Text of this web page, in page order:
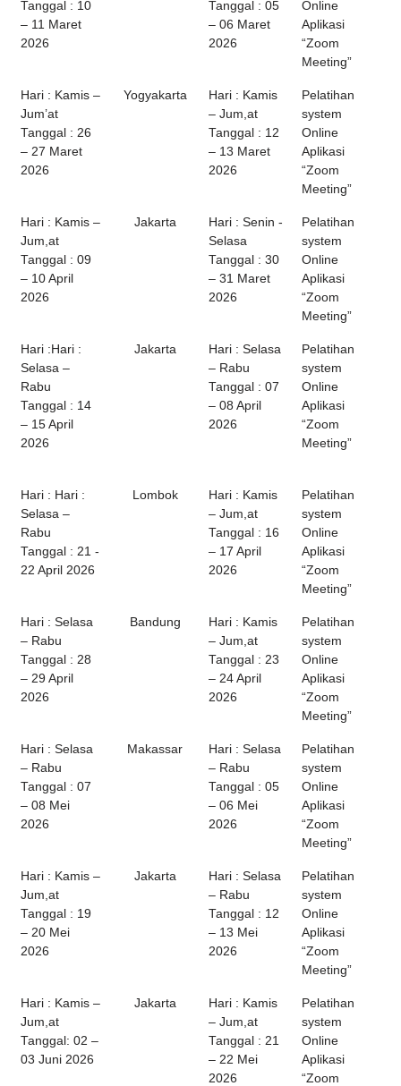
Tanggal : 10
– 11 Maret
2026
Tanggal : 05
– 06 Maret
2026
Online
Aplikasi
“Zoom
Meeting”
Hari : Kamis –
Jum’at
Tanggal : 26
– 27 Maret
2026
Yogyakarta
Hari : Kamis
– Jum,at
Tanggal : 12
– 13 Maret
2026
Pelatihan
system
Online
Aplikasi
“Zoom
Meeting”
Hari : Kamis –
Jum,at
Tanggal : 09
– 10 April
2026
Jakarta
Hari : Senin -
Selasa
Tanggal : 30
– 31 Maret
2026
Pelatihan
system
Online
Aplikasi
“Zoom
Meeting”
Hari :Hari :
Selasa –
Rabu
Tanggal : 14
– 15 April
2026
Jakarta
Hari : Selasa
– Rabu
Tanggal : 07
– 08 April
2026
Pelatihan
system
Online
Aplikasi
“Zoom
Meeting”
Hari : Hari :
Selasa –
Rabu
Tanggal : 21 -
22 April 2026
Lombok
Hari : Kamis
– Jum,at
Tanggal : 16
– 17 April
2026
Pelatihan
system
Online
Aplikasi
“Zoom
Meeting”
Hari : Selasa
– Rabu
Tanggal : 28
– 29 April
2026
Bandung
Hari : Kamis
– Jum,at
Tanggal : 23
– 24 April
2026
Pelatihan
system
Online
Aplikasi
“Zoom
Meeting”
Hari : Selasa
– Rabu
Tanggal : 07
– 08 Mei
2026
Makassar
Hari : Selasa
– Rabu
Tanggal : 05
– 06 Mei
2026
Pelatihan
system
Online
Aplikasi
“Zoom
Meeting”
Hari : Kamis –
Jum,at
Tanggal : 19
– 20 Mei
2026
Jakarta
Hari : Selasa
– Rabu
Tanggal : 12
– 13 Mei
2026
Pelatihan
system
Online
Aplikasi
“Zoom
Meeting”
Hari : Kamis –
Jum,at
Tanggal: 02 –
03 Juni 2026
Jakarta
Hari : Kamis
– Jum,at
Tanggal : 21
– 22 Mei
2026
Pelatihan
system
Online
Aplikasi
“Zoom